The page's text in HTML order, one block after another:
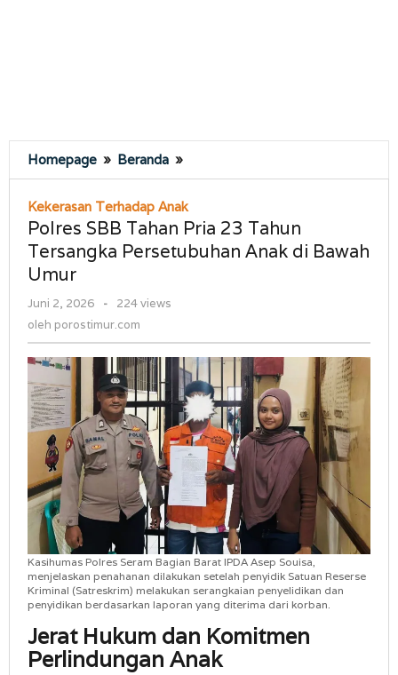
Homepage » Beranda »
SBB
Pria
23
Tahun
Bawah
Umur
Kekerasan Terhadap Anak
Polres SBB Tahan Pria 23 Tahun
Tersangka Persetubuhan Anak di Bawah
Umur
Juni 2, 2026
oleh
-
224 views
oleh porostimur.com
Kasihumas Polres Seram Bagian Barat IPDA Asep Souisa,
menjelaskan penahanan dilakukan setelah penyidik Satuan Reserse
Kriminal (Satreskrim) melakukan serangkaian penyelidikan dan
penyidikan berdasarkan laporan yang diterima dari korban.
Jerat Hukum dan Komitmen
Perlindungan Anak